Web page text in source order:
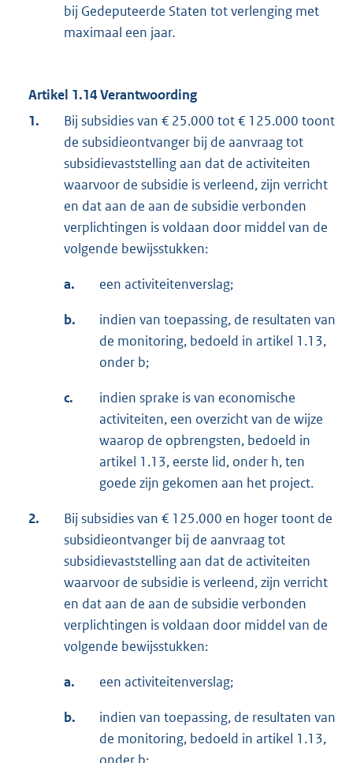
bij Gedeputeerde Staten tot verlenging met
maximaal een jaar.
Artikel 1.14 Verantwoording
1.
Bij subsidies van € 25.000 tot € 125.000 toont
de subsidieontvanger bij de aanvraag tot
subsidievaststelling aan dat de activiteiten
waarvoor de subsidie is verleend, zijn verricht
en dat aan de aan de subsidie verbonden
verplichtingen is voldaan door middel van de
volgende bewijsstukken:
a. een activiteitenverslag;
b.
indien van toepassing, de resultaten van
de monitoring, bedoeld in artikel 1.13,
onder b;
c.
indien sprake is van economische
activiteiten, een overzicht van de wijze
waarop de opbrengsten, bedoeld in
artikel 1.13, eerste lid, onder h, ten
goede zijn gekomen aan het project.
2.
Bij subsidies van € 125.000 en hoger toont de
subsidieontvanger bij de aanvraag tot
subsidievaststelling aan dat de activiteiten
waarvoor de subsidie is verleend, zijn verricht
en dat aan de aan de subsidie verbonden
verplichtingen is voldaan door middel van de
volgende bewijsstukken:
a. een activiteitenverslag;
b.
indien van toepassing, de resultaten van
de monitoring, bedoeld in artikel 1.13,